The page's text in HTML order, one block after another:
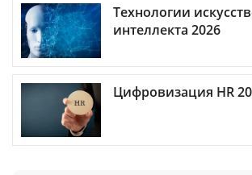
Технологии
интеллекта 2026
Цифровизация HR